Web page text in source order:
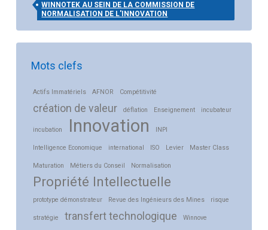
WINNOTEK AU SEIN DE LA COMMISSION DE
NORMALISATION DE L'INNOVATION
Mots clefs
Actifs Immatériels AFNOR Compétitivité
création de valeur déflation Enseignement incubateur
incubation Innovation INPI
Intelligence Economique international ISO Levier Master Class
Maturation Métiers du Conseil Normalisation
Propriété Intellectuelle
prototype démonstrateur Revue des Ingénieurs des Mines risque
stratégie transfert technologique Winnove